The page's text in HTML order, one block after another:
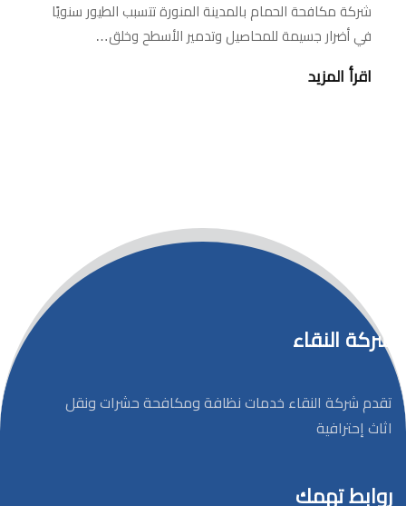
شركة مكافحة الحمام بالمدينة المنورة تتسبب الطيور سنويًا
في أضرار جسيمة للمحاصيل وتدمير الأسطح وخلق…
اقرأ المزيد
شركة النقاء
تقدم شركة النقاء خدمات نظافة ومكافحة حشرات ونقل
اثاث إحترافية
روابط تهمك